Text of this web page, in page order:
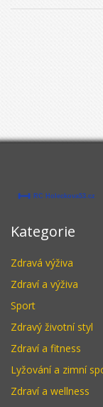
Kategorie
Zdravá výživa
Zdraví a výživa
Sport
Zdravý životní styl
Zdraví a fitness
Lyžování a zimní
Zdraví a wellness